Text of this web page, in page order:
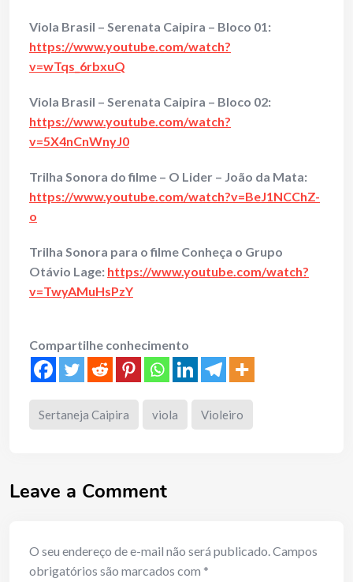
Viola Brasil – Serenata Caipira – Bloco 01:
https://www.youtube.com/watch?
v=wTqs_6rbxuQ
Viola Brasil – Serenata Caipira – Bloco 02:
https://www.youtube.com/watch?
v=5X4nCnWnyJ0
Trilha Sonora do filme – O Lider – João da Mata:
https://www.youtube.com/watch?v=BeJ1NCChZ-
o
Trilha Sonora para o filme Conheça o Grupo
Otávio Lage: https://www.youtube.com/watch?
v=TwyAMuHsPzY
Compartilhe conhecimento
Sertaneja Caipira viola Violeiro
Leave a Comment
O seu endereço de e-mail não será publicado.Campos
obrigatórios são marcados com *